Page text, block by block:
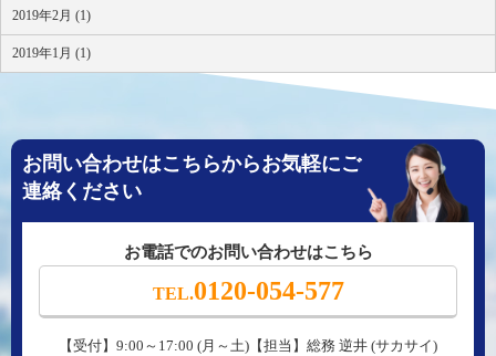
2019年2月 (1)
2019年1月 (1)
お問い合わせはこちらからお気軽にご
連絡ください
お電話でのお問い合わせはこちら
TEL.0120-054-577
【受付】9:00～17:00 (月～土)【担当】総務 逆井 (サカサイ)